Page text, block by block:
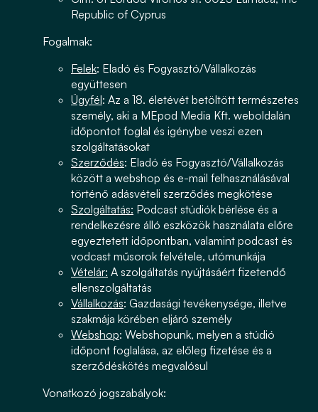
Republic of Cyprus
Fogalmak:
Felek: Eladó és Fogyasztó/Vállalkozás
együttesen
Ügyfél: Az a 18. életévét betöltött természetes
személy, aki a MEpod Media Kft. weboldalán
időpontot foglal és igénybe veszi ezen
szolgáltatásokat
Szerződés: Eladó és Fogyasztó/Vállalkozás
között a webshop és e-mail felhasználásával
történő adásvételi szerződés megkötése
Szolgáltatás: Podcast stúdiók bérlése és a
rendelkezésre álló eszközök használata előre
egyeztetett időpontban, valamint podcast és
vodcast műsorok felvétele, utómunkája
Vételár: A szolgáltatás nyújtásáért fizetendő
ellenszolgáltatás
Vállalkozás: Gazdasági tevékenysége, illetve
szakmája körében eljáró személy
Webshop: Webshopunk, melyen a stúdió
időpont foglalása, az előleg fizetése és a
szerződéskötés megvalósul
Vonatkozó jogszabályok: